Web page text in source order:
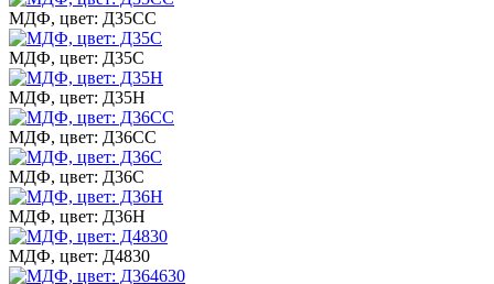
МДФ, цвет: Д35СС
МДФ, цвет: Д35С
МДФ, цвет: Д35Н
МДФ, цвет: Д36СС
МДФ, цвет: Д36С
МДФ, цвет: Д36Н
МДФ, цвет: Д4830